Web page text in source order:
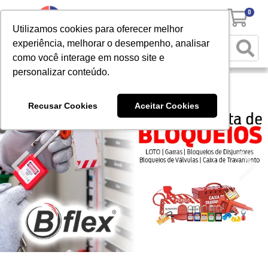
Utilizamos cookies para oferecer melhor
experiência, melhorar o desempenho, analisar
como você interage em nosso site e
personalizar conteúdo.
Recusar Cookies Aceitar Cookies
0